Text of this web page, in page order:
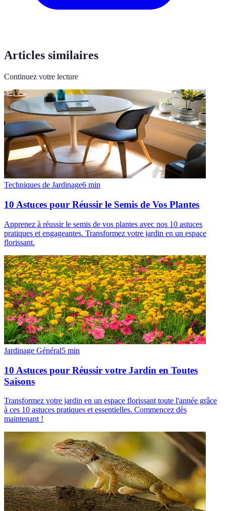
Articles similaires
Continuez votre lecture
Techniques de Jardinage6 min
10 Astuces pour Réussir le Semis de Vos Plantes
Apprenez à réussir le semis de vos plantes avec nos 10 astuces
pratiques et engageantes. Transformez votre jardin en un espace
florissant.
Jardinage Général5 min
10 Astuces pour Réussir votre Jardin en Toutes
Saisons
Transformez votre jardin en un espace florissant toute l'année grâce
à ces 10 astuces pratiques et essentielles. Commencez dès
maintenant !